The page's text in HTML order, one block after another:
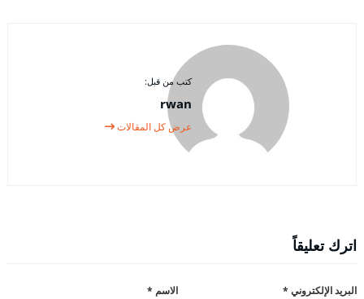
كتب من قبل:
rwan
عرض كل المقالات
اترك تعليقاً
الاسم * البريد الإلكتروني *